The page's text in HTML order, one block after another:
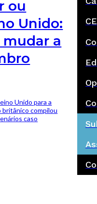
ou
Unido:
mudar a
Unido para a
britânico compilou
caso